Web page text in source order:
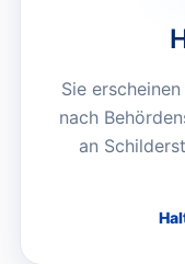
Sie
nach
an